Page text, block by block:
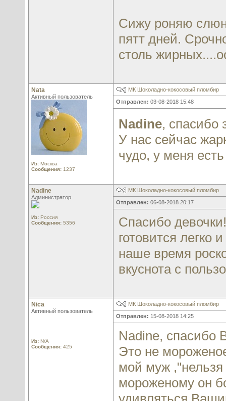
Сижу роняю
пятт дней.
столь
Nata
Активный пользователь
Из: Москва
Сообщения: 1237
МК Шоколадно-кокосовый пломбир
Отправлен: 03-08-2018 15:48
Nadine, спасибо
У нас сейчас
чудо, у меня
Nadine
Администратор
Из: Россия
Сообщения: 5356
МК Шоколадно-кокосовый пломбир
Отправлен: 06-08-2018 20:17
Спасибо
готовится легко
наше время
вкуснота с
Nica
Активный пользователь
Из: N/A
Сообщения: 425
МК Шоколадно-кокосовый пломбир
Отправлен: 15-08-2018 14:25
Nadine, спасибо
Это не
мой муж ,"нельзя
мороженому он